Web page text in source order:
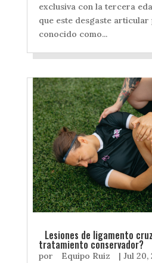
exclusiva con la tercera
que este desgaste articular
conocido como...
Lesiones de ligamento
tratamiento conservador?
por Equipo Ruiz | Jul 20,